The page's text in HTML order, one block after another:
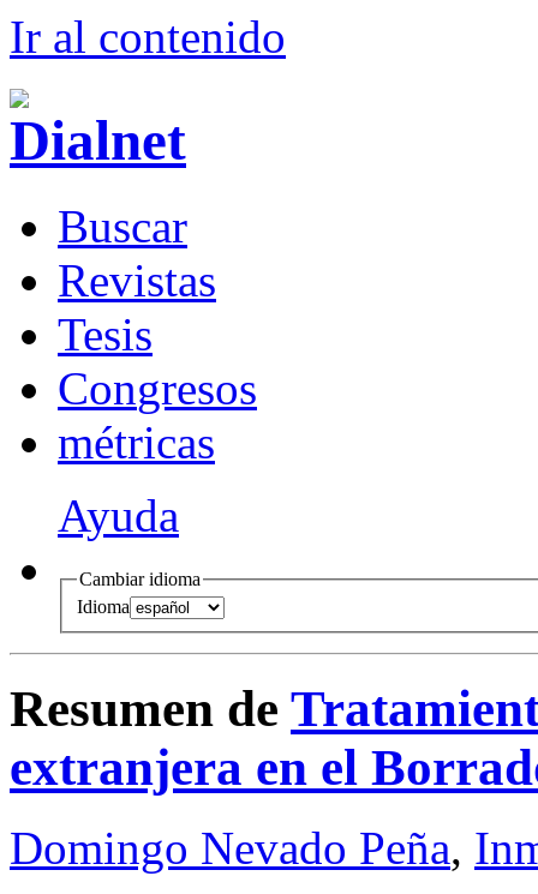
Ir al contenido
Buscar
Revistas
Tesis
Congresos
métricas
Ayuda
Cambiar idioma
Idioma
Resumen de
extranjera en el
Domingo Nevado Peña,